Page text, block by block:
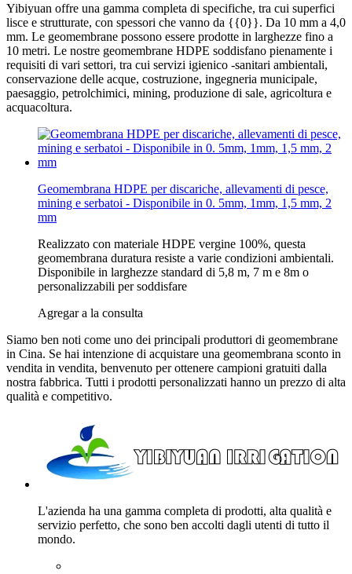
Yibiyuan offre una gamma completa di specifiche, tra cui superfici
lisce e strutturate, con spessori che vanno da {{0}}. Da 10 mm a 4,0
mm. Le geomembrane possono essere prodotte in larghezze fino a
10 metri. Le nostre geomembrane HDPE soddisfano pienamente i
requisiti di vari settori, tra cui servizi igienico -sanitari ambientali,
conservazione delle acque, costruzione, ingegneria municipale,
paesaggio, petrolchimici, mining, produzione di sale, agricoltura e
acquacoltura.
Geomembrana HDPE per discariche, allevamenti di pesce,
mining e serbatoi - Disponibile in 0. 5mm, 1mm, 1,5 mm, 2
mm
Realizzato con materiale HDPE vergine 100%, questa
geomembrana duratura resiste a varie condizioni ambientali.
Disponibile in larghezze standard di 5,8 m, 7 m e 8m o
personalizzabili per soddisfare
Agregar a la consulta
Siamo ben noti come uno dei principali produttori di geomembrane
in Cina. Se hai intenzione di acquistare una geomembrana sconto in
vendita in vendita, benvenuto per ottenere campioni gratuiti dalla
nostra fabbrica. Tutti i prodotti personalizzati hanno un prezzo di alta
qualità e competitivo.
L'azienda ha una gamma completa di prodotti, alta qualità e
servizio perfetto, che sono ben accolti dagli utenti di tutto il
mondo.